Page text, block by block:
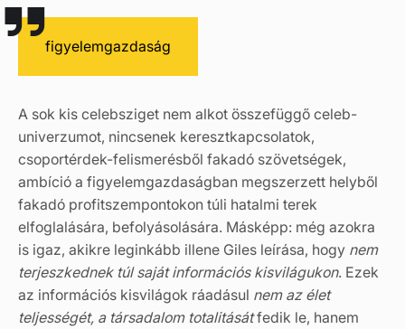
figyelemgazdaság
A sok kis celebsziget nem alkot összefüggő celeb-
univerzumot, nincsenek keresztkapcsolatok,
csoportérdek-felismerésből fakadó szövetségek,
ambíció a figyelemgazdaságban megszerzett helyből
fakadó profitszempontokon túli hatalmi terek
elfoglalására, befolyásolására. Másképp: még azokra
is igaz, akikre leginkább illene Giles leírása, hogy nem
terjeszkednek túl saját információs kisvilágukon. Ezek
az információs kisvilágok ráadásul nem az élet
teljességét, a társadalom totalitásátfedik le, hanem